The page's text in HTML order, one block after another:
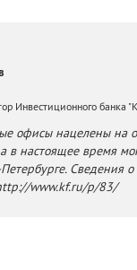
Инвестиционного
офисы нацелены на
в настоящее время
Сведения
www.kf.ru/p/83/